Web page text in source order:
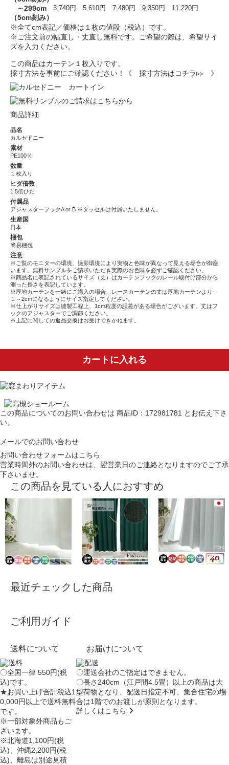
～299cm
（5cm刻み）
3,740円 5,610円 7,480円 9,350円 11,220円
※全てcm表記／価格は１枚の値段（税込）です。
※ご注文前の幅直し・丈直し無料です。ご希望の際は、希望サイ
ズを入力ください。
この商品はカーテン１枚入りです。
採寸方法を事前にご確認ください！
《 採寸方法はコチラ▹▹ 》
商品詳細
品名
カルセドニー
素材
PE100％
数量
１枚入り
ヒダ倍数
1.5倍ひだ
付属品
アジャスターフックA or B ※タッセルは付属いたしません。
生産国
日本
梱包
簡易梱包
注意
※ご覧のモニターの環境、撮影環境により実物と色味が異なって見える場合が御座
います。無料サンプルをご請求いただき実際のお色味を必ずご確認ください。
※商品名に表記されているサイズ（丈）はカーテンフックのレール取付け部分から
測った長さを表記しています。
※厚地カーテンを一緒にご購入の場合、レースカーテンの丈は厚地カーテンより-
１～2cmになるようにサイズ指定してください。
※仕上がりサイズは縫製工程上、1cm程度の誤差がある場合がございます。丈はフ
ックのアジャスターでご調節ください。
※上記に関しての返品交換はお受けできかねます。
カートに入れる
この商品についてのお問い合わせは 商品ID：172981781 とお伝え下さ
い。
メールでのお問い合わせ
お問い合わせフォームはこちら
営業時間外のお問い合わせは、翌営業日のご連絡となりますのでご了承
下さいませ。
この商品を見ている人におすすめ
最近チェックした商品
ご利用ガイド
送料について
〇全国一律 550円(税
込)です。
★お買い上げ合計税込1
0,000円以上で送料無料
です。
※一部対象外商品もご
ざいます。
※北海道1,100円(税
込)、沖縄2,200円(税
込)、離島は別途見積
お届けについて
〇運送会社のご指定はできません。
〇長さ240cm（江戸間4.5畳）以上の商品は大
型荷物となり、配送日指定不可、集合住宅の場
合は1階でのお渡しが原則となります。
詳しくはこちら